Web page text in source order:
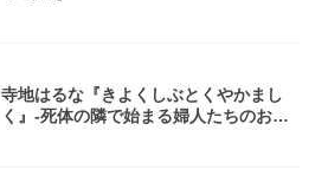
寺地はるな『きよくしぶとくやかまし
く』-死体の隣で始まる婦人たちのお茶